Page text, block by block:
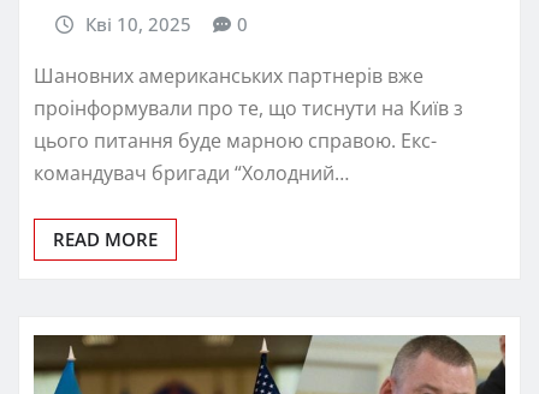
Кві 10, 2025 0
Шановних американських партнерів вже
проінформували про те, що тиснути на Київ з
цього питання буде марною справою. Екс-
командувач бригади “Холодний…
READ MORE